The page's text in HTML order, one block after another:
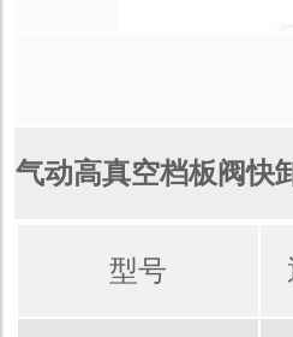
气动高真空档板阀快
型号